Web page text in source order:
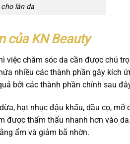
làn da
của KN Beauty
việc chăm sóc da cần được chú
nhiều các thành phần gây kích
bởi các thành phần chính sau
hạt nhục đậu khấu, dầu cọ, mỡ
được thẩm thấu nhanh hơn vào
ẩm và giảm bã nhờn.